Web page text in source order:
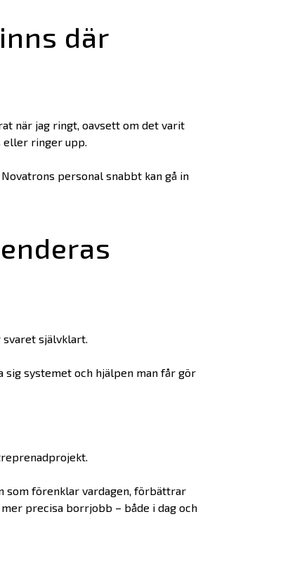
där
när jag ringt, oavsett om det varit
eller ringer upp.
personal snabbt kan gå in
svaret självklart.
sig systemet och hjälpen man får gör
som förenklar vardagen, förbättrar
precisa borrjobb – både i dag och